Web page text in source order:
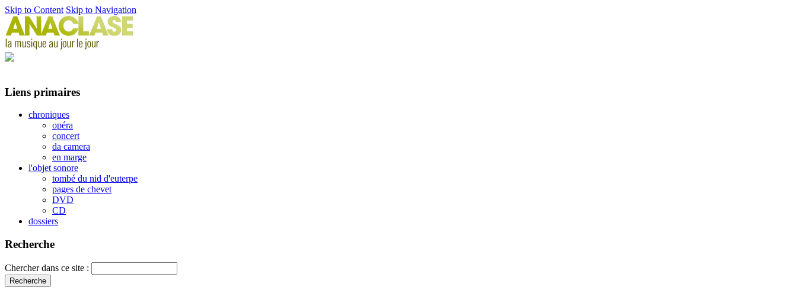
Skip to Content Skip to Navigation
Liens primaires
chroniques
opéra
concert
da camera
en marge
l'objet sonore
tombé du nid d'euterpe
pages de chevet
DVD
CD
dossiers
Recherche
Chercher dans ce site :